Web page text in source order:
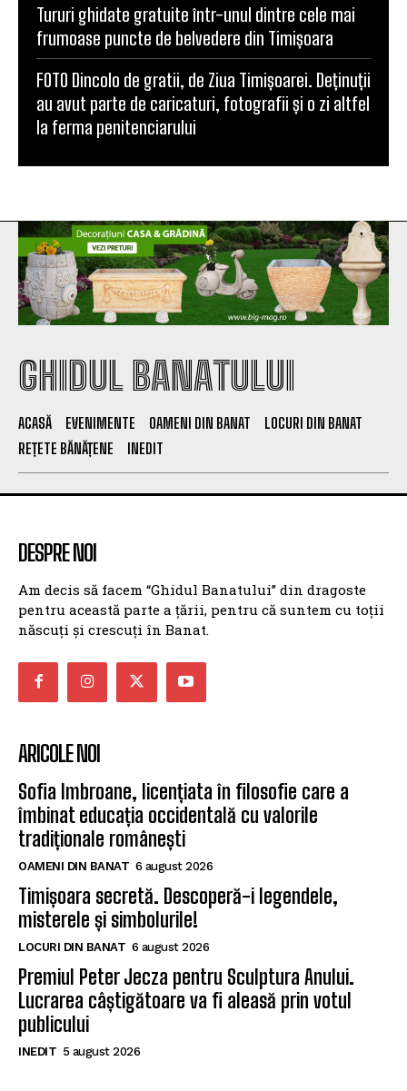
Tururi ghidate gratuite într-unul dintre cele mai
frumoase puncte de belvedere din Timișoara
FOTO Dincolo de gratii, de Ziua Timișoarei. Deținuții
au avut parte de caricaturi, fotografii și o zi altfel
la ferma penitenciarului
GHIDUL BANATULUI
ACASĂ EVENIMENTE OAMENI DIN BANAT
LOCURI DIN BANAT
REȚETE BĂNĂȚENE
INEDIT
DESPRE NOI
Am decis să facem “Ghidul Banatului” din dragoste
pentru această parte a țării, pentru că suntem cu toții
născuți și crescuți în Banat.
ARICOLE NOI
Sofia Imbroane, licențiata în filosofie care a
îmbinat educația occidentală cu valorile
tradiționale românești
OAMENI DIN BANAT 6 august 2026
Timișoara secretă. Descoperă-i legendele,
misterele și simbolurile!
LOCURI DIN BANAT 6 august 2026
Premiul Peter Jecza pentru Sculptura Anului.
Lucrarea câștigătoare va fi aleasă prin votul
publicului
INEDIT 5 august 2026